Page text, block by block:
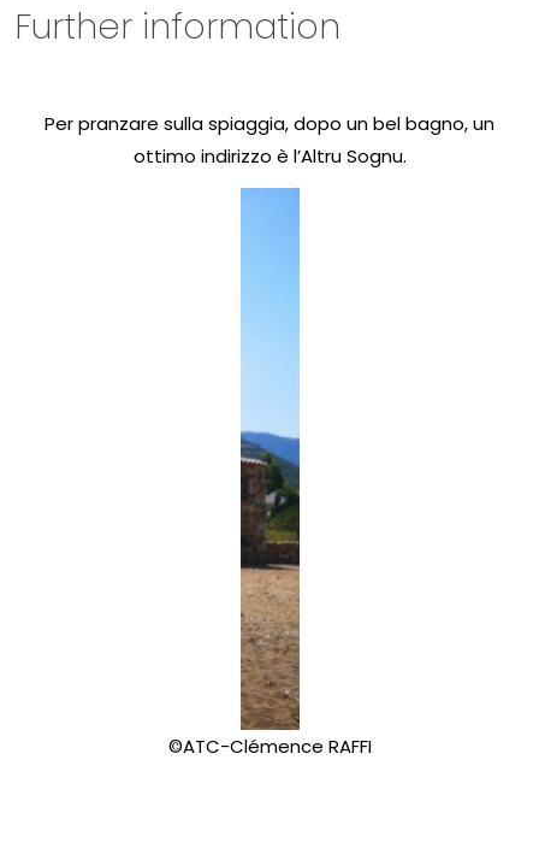
Further information
Per pranzare sulla spiaggia, dopo un bel bagno, un
ottimo indirizzo è l’Altru Sognu.
©ATC-Clémence RAFFI